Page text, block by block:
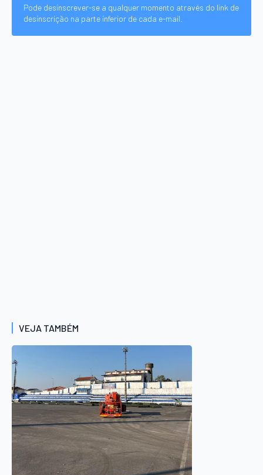
Pode desinscrever-se a qualquer momento através do link de
desinscrição na parte inferior de cada e-mail.
VEJA TAMBÉM